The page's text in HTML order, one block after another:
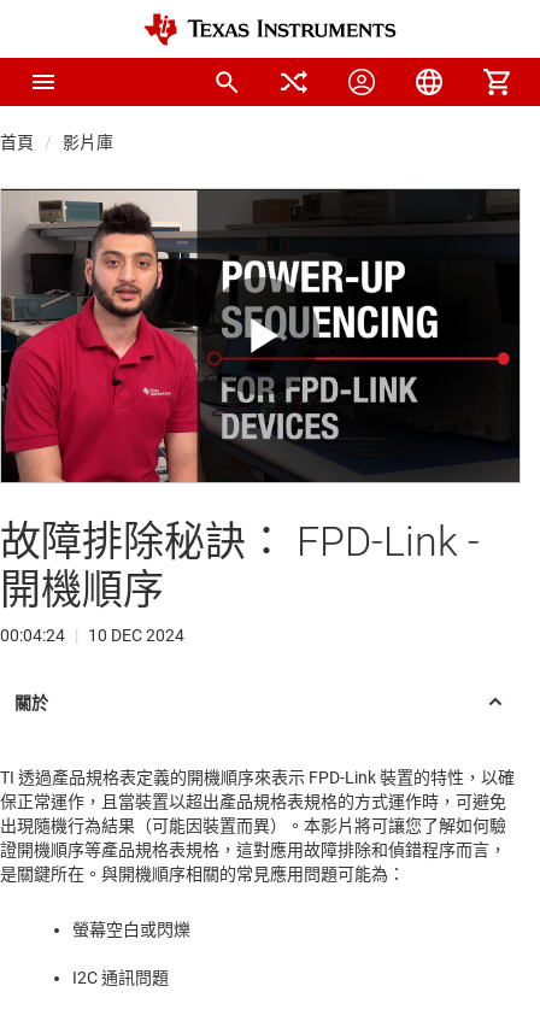
首頁 影片庫
Play
Video
故障排除秘訣： FPD-Link -
開機順序
00:04:24 | 10 DEC 2024
TI 透過產品規格表定義的開機順序來表示 FPD-Link 裝置的特性，以確
保正常運作，且當裝置以超出產品規格表規格的方式運作時，可避免
出現隨機行為結果（可能因裝置而異）。本影片將可讓您了解如何驗
證開機順序等產品規格表規格，這對應用故障排除和偵錯程序而言，
是關鍵所在。與開機順序相關的常見應用問題可能為：
螢幕空白或閃爍
I2C 通訊問題